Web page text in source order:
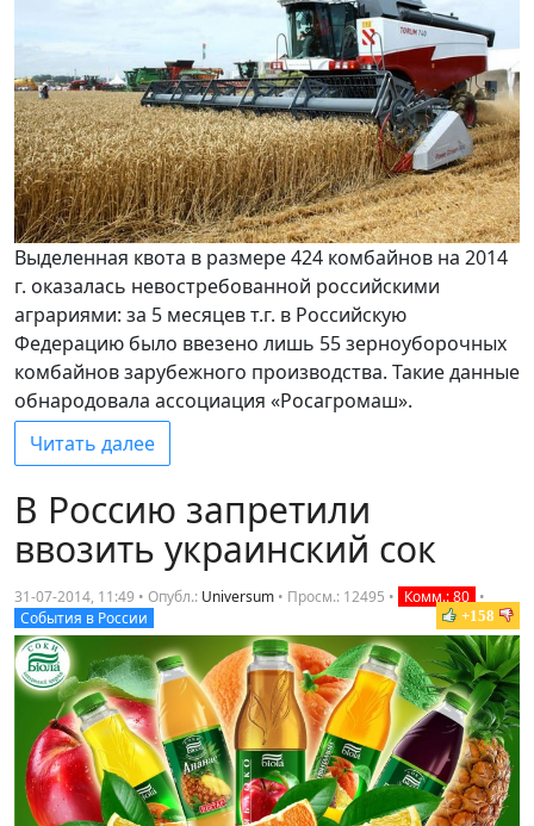
Выделенная квота в размере 424 комбайнов на 2014
г. оказалась невостребованной российскими
аграриями: за 5 месяцев т.г. в Российскую
Федерацию было ввезено лишь 55 зерноуборочных
комбайнов зарубежного производства. Такие данные
обнародовала ассоциация «Росагромаш».
Читать далее
В Россию запретили
ввозить украинский сок
31-07-2014, 11:49 • Опубл.: Universum • Просм.: 12495 • Комм.: 80 •
События в России
+158